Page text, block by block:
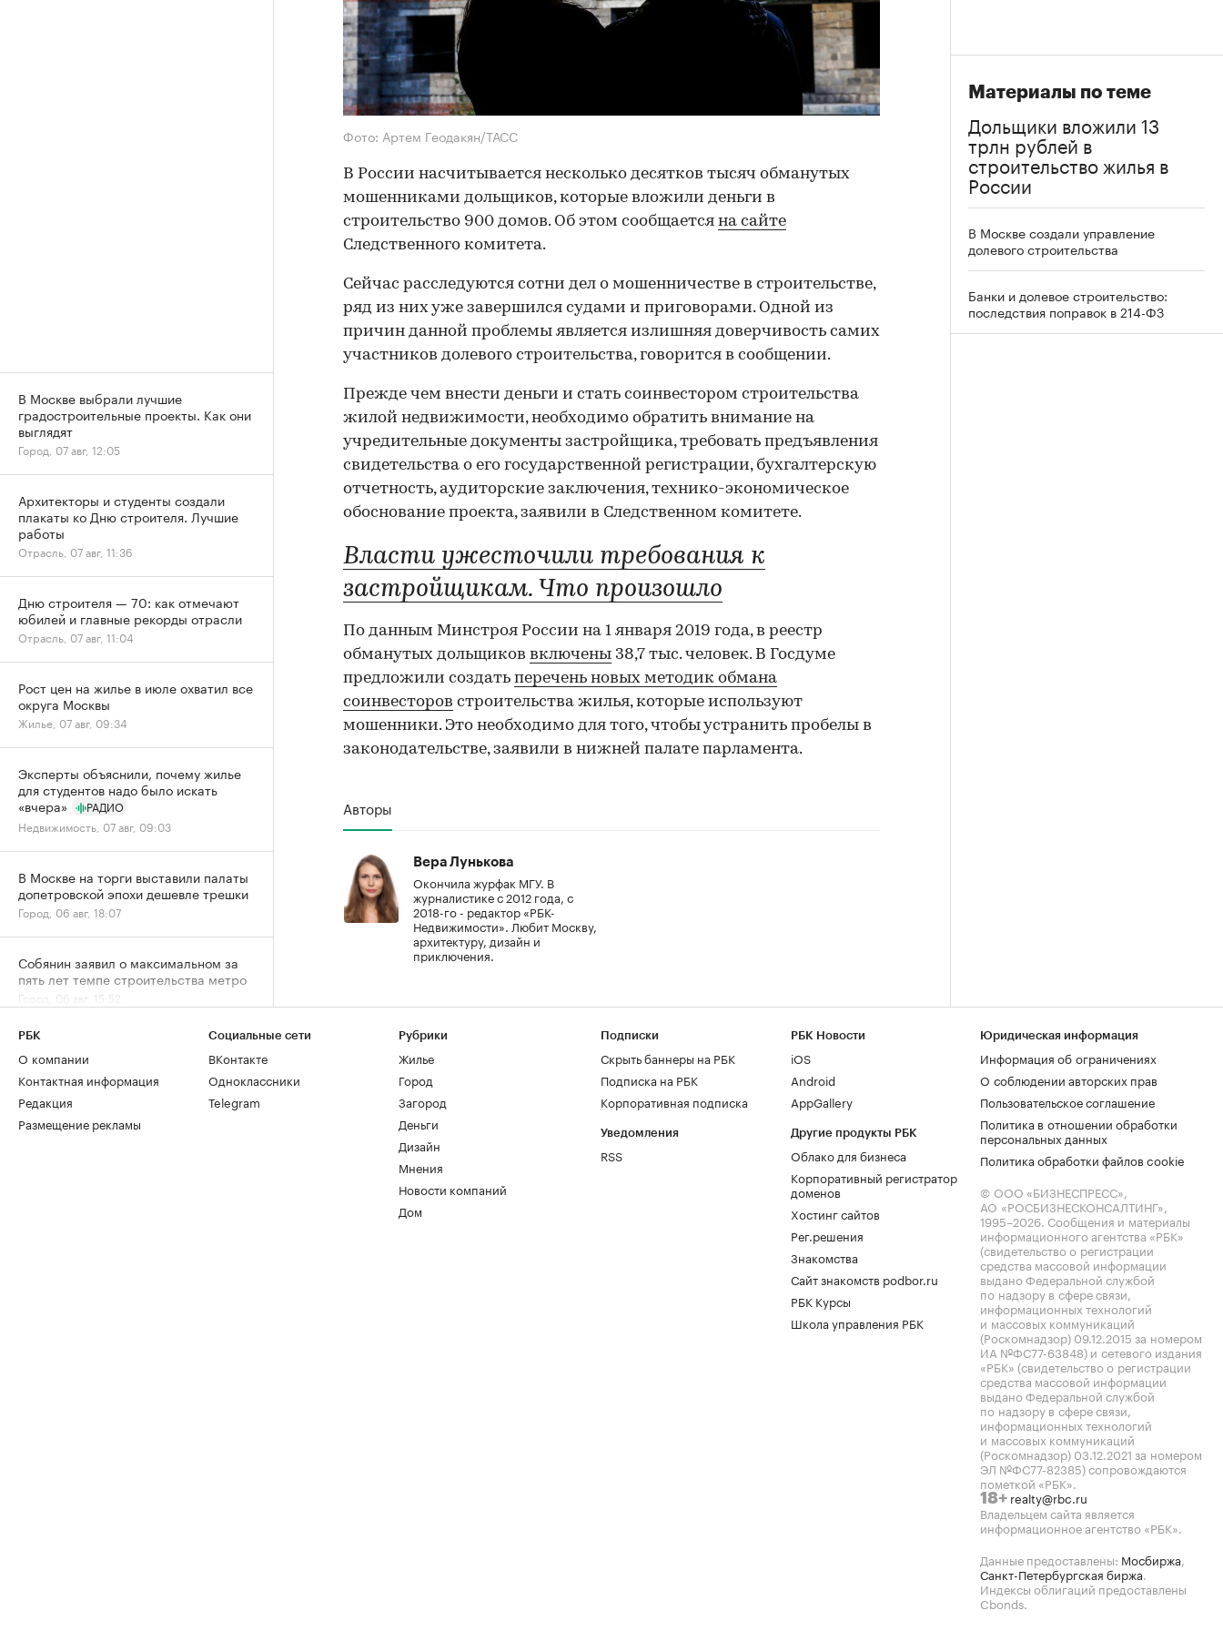
Фото: Артем Геодакян/ТАСС
В России насчитывается несколько десятков тысяч обманутых
мошенниками дольщиков, которые вложили деньги в
строительство 900 домов. Об этом сообщается на сайте
Следственного комитета.
Сейчас расследуются сотни дел о мошенничестве в строительстве,
ряд из них уже завершился судами и приговорами. Одной из
причин данной проблемы является излишняя доверчивость самих
участников долевого строительства, говорится в сообщении.
Прежде чем внести деньги и стать соинвестором строительства
жилой недвижимости, необходимо обратить внимание на
учредительные документы застройщика, требовать предъявления
свидетельства о его государственной регистрации, бухгалтерскую
отчетность, аудиторские заключения, технико-экономическое
обоснование проекта, заявили в Следственном комитете.
Власти ужесточили требования к
застройщикам. Что произошло
По данным Минстроя России на 1 января 2019 года, в реестр
обманутых дольщиков включены 38,7 тыс. человек. В Госдуме
предложили создать перечень новых методик обмана
соинвесторов строительства жилья, которые используют
мошенники. Это необходимо для того, чтобы устранить пробелы в
законодательстве, заявили в нижней палате парламента.
Авторы
Вера Лунькова
Окончила журфак МГУ. В
журналистике с 2012 года, с
2018-го - редактор «РБК-
Недвижимости». Любит Москву,
архитектуру, дизайн и
приключения.
Материалы по теме
Дольщики вложили 13
трлн рублей в
строительство жилья в
России
В Москве создали управление
долевого строительства
Банки и долевое строительство:
последствия поправок в 214-ФЗ
В Москве выбрали лучшие
градостроительные проекты. Как они
выглядят
Город, 07 авг, 12:05
Архитекторы и студенты создали
плакаты ко Дню строителя. Лучшие
работы
Отрасль, 07 авг, 11:36
Дню строителя — 70: как отмечают
юбилей и главные рекорды отрасли
Отрасль, 07 авг, 11:04
Рост цен на жилье в июле охватил все
округа Москвы
Жилье, 07 авг, 09:34
Эксперты объяснили, почему жилье
для студентов надо было искать
«вчера»
РАДИО
Недвижимость, 07 авг, 09:03
В Москве на торги выставили палаты
допетровской эпохи дешевле трешки
Город, 06 авг, 18:07
Собянин заявил о максимальном за
пять лет темпе строительства метро
Город, 06 авг, 15:52
области снизился за год почти на
20%
Жилье, 06 авг, 15:39
РБК
О компании
Контактная информация
Редакция
Размещение рекламы
Социальные сети
ВКонтакте
Одноклассники
Telegram
Рубрики
Жилье
Город
Загород
Деньги
Дизайн
Мнения
Новости компаний
Дом
Подписки
Скрыть баннеры на РБК
Подписка на РБК
Корпоративная подписка
Уведомления
RSS
РБК Новости
iOS
Android
AppGallery
Другие продукты РБК
Облако для бизнеса
Корпоративный регистратор
доменов
Хостинг сайтов
Рег.решения
Знакомства
Сайт знакомств podbor.ru
РБК Курсы
Школа управления РБК
Юридическая информация
Информация об ограничениях
О соблюдении авторских прав
Пользовательское соглашение
Политика в отношении обработки
персональных данных
Политика обработки файлов cookie
© ООО «БИЗНЕСПРЕСС»,
АО «РОСБИЗНЕСКОНСАЛТИНГ»,
1995–2026. Сообщения и материалы
информационного агентства «РБК»
(свидетельство о регистрации
средства массовой информации
выдано Федеральной службой
по надзору в сфере связи,
информационных технологий
и массовых коммуникаций
(Роскомнадзор) 09.12.2015 за номером
ИА №ФС77-63848) и сетевого издания
«РБК» (свидетельство о регистрации
средства массовой информации
выдано Федеральной службой
по надзору в сфере связи,
информационных технологий
и массовых коммуникаций
(Роскомнадзор) 03.12.2021 за номером
ЭЛ №ФС77-82385) сопровождаются
пометкой «РБК».
18+ realty@rbc.ru
Владельцем сайта является
информационное агентство «РБК».
Данные предоставлены: Мосбиржа,
Санкт-Петербургская биржа.
Индексы облигаций предоставлены
Cbonds.